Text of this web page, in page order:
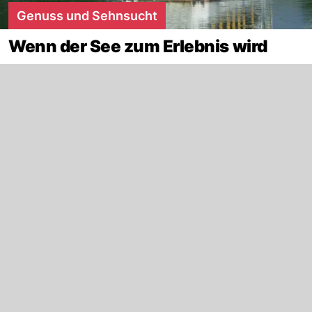
Genuss und Sehnsucht
Wenn der See zum Erlebnis wird